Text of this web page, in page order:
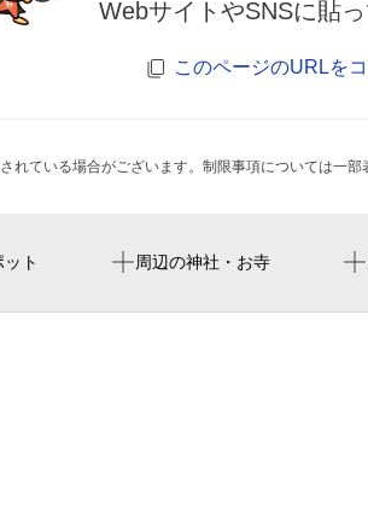
WebサイトやSNSに貼
このページのURLを
れている場合がございます。制限事項については一
ト 周辺の神社・お寺 平
ヨ
平
法